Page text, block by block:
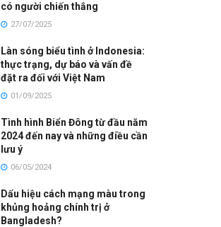
có người chiến thắng
27/07/2025
Làn sóng biểu tình ở Indonesia:
thực trạng, dự báo và vấn đề
đặt ra đối với Việt Nam
01/09/2025
Tình hình Biển Đông từ đầu năm
2024 đến nay và những điều cần
lưu ý
06/05/2024
Dấu hiệu cách mạng màu trong
khủng hoảng chính trị ở
Bangladesh?